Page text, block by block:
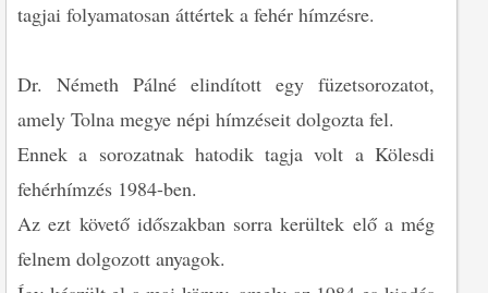
tagjai folyamatosan áttértek a fehér hímzésre.
Dr. Németh Pálné elindított egy füzetsorozatot,
amely Tolna megye népi hímzéseit dolgozta fel.
Ennek a sorozatnak hatodik tagja volt a Kölesdi
fehérhímzés 1984-ben.
Az ezt követő időszakban sorra kerültek elő a még
felnem dolgozott anyagok.